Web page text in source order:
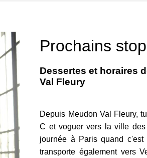
Prochains
Dessertes et horaires
Val Fleury
Depuis Meudon Val Fleury,
C et voguer vers la ville
journée à Paris quand
transporte également vers